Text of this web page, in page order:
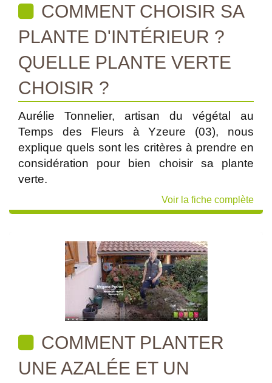
COMMENT CHOISIR SA
PLANTE D'INTÉRIEUR ?
QUELLE PLANTE VERTE
CHOISIR ?
Aurélie Tonnelier, artisan du végétal au
Temps des Fleurs à Yzeure (03), nous
explique quels sont les critères à prendre en
considération pour bien choisir sa plante
verte.
Voir la fiche complète
COMMENT PLANTER
UNE AZALÉE ET UN